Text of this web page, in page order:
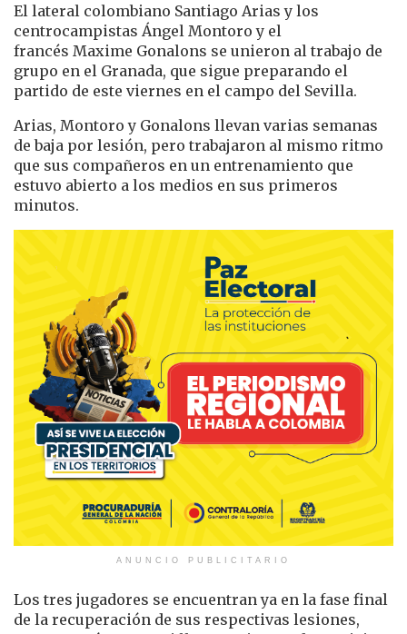
El lateral colombiano Santiago Arias y los
centrocampistas Ángel Montoro y el
francés Maxime Gonalons se unieron al trabajo de
grupo en el Granada, que sigue preparando el
partido de este viernes en el campo del Sevilla.
Arias, Montoro y Gonalons llevan varias semanas
de baja por lesión, pero trabajaron al mismo ritmo
que sus compañeros en un entrenamiento que
estuvo abierto a los medios en sus primeros
minutos.
ANUNCIO PUBLICITARIO
Los tres jugadores se encuentran ya en la fase final
de la recuperación de sus respectivas lesiones,